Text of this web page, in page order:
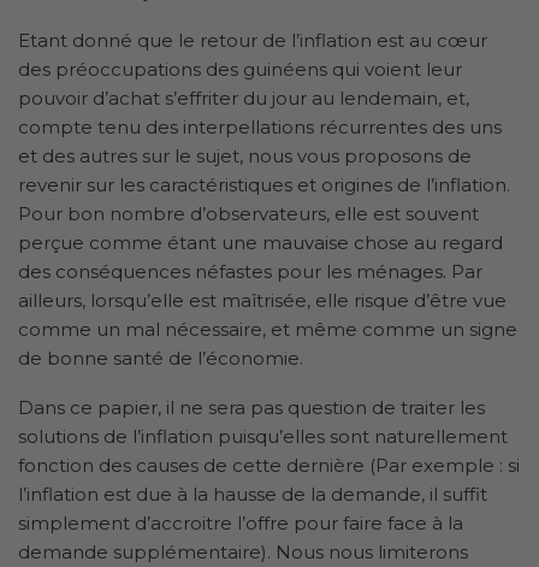
Etant donné que le retour de l’inflation est au cœur
des préoccupations des guinéens qui voient leur
pouvoir d’achat s’effriter du jour au lendemain, et,
compte tenu des interpellations récurrentes des uns
et des autres sur le sujet, nous vous proposons de
revenir sur les caractéristiques et origines de l’inflation.
Pour bon nombre d’observateurs, elle est souvent
perçue comme étant une mauvaise chose au regard
des conséquences néfastes pour les ménages. Par
ailleurs, lorsqu’elle est maîtrisée, elle risque d’être vue
comme un mal nécessaire, et même comme un signe
de bonne santé de l’économie.
Dans ce papier, il ne sera pas question de traiter les
solutions de l’inflation puisqu’elles sont naturellement
fonction des causes de cette dernière (Par exemple : si
l’inflation est due à la hausse de la demande, il suffit
simplement d’accroitre l’offre pour faire face à la
demande supplémentaire). Nous nous limiterons